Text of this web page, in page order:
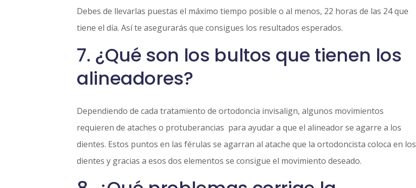
Debes de llevarlas puestas el máximo tiempo posible o al menos, 22 horas de las 24 que
tiene el día. Así te asegurarás que consigues los resultados esperados.
7. ¿Qué son los bultos que tienen los
alineadores?
Dependiendo de cada tratamiento de ortodoncia invisalign, algunos movimientos
requieren de ataches o protuberancias para ayudar a que el alineador se agarre a los
dientes. Estos puntos en las férulas se agarran al atache que la ortodoncista coloca en los
dientes y gracias a esos dos elementos se consigue el movimiento deseado.